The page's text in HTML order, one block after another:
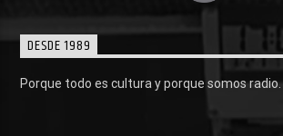
DESDE 1989
Porque todo es cultura y porque somos radio.